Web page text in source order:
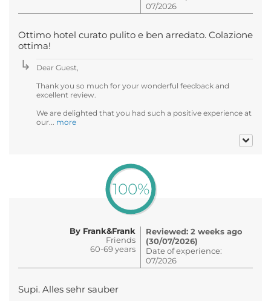
07/2026
Ottimo hotel curato pulito e ben arredato. Colazione
ottima!
Dear Guest,
Thank you so much for your wonderful feedback and
excellent review.
We are delighted that you had such a positive experience at
our... more
100%
By Frank&Frank
Friends
60-69 years
Reviewed: 2 weeks ago
(30/07/2026)
Date of experience:
07/2026
Supi. Alles sehr sauber